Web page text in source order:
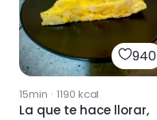
940
15min · 1190 kcal
La que te hace llorar,